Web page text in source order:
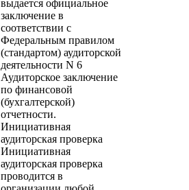
выдается официальное
заключение в
соответствии с
Федеральным правилом
(стандартом) аудиторской
деятельности N 6
Аудиторское заключение
по финансовой
(бухгалтерской)
отчетности.
Инициативная
аудиторская проверка
Инициативная
аудиторская проверка
проводится в